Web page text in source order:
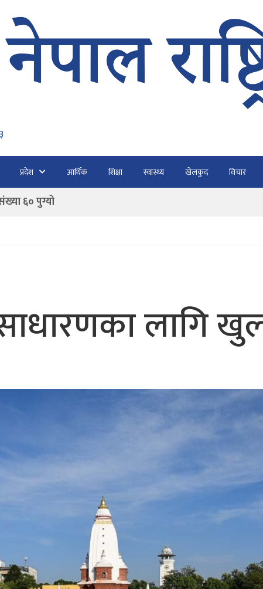
प्रदेश आर्थिक शिक्षा स्वास्थ्य खेलकुद विचार
यात्रु भैरहवाबाट काठमाडौं ल्याइए
लागु नगर्ने
गर्न आयाेगकाे प्रतिवेदन कुर्नु पर्दैन : अध्यक्ष कार्की
पक्राउ गर्न डिजीटल अभियान
६० पुग्यो
यात्रु भैरहवाबाट काठमाडौं ल्याइए
लागि